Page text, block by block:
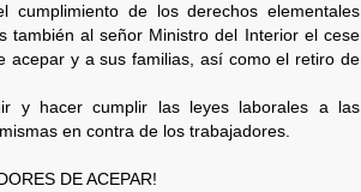
de los derechos elementales
también al señor Ministro del Interior el cese
acepar y a sus familias, así como el retiro de
y hacer cumplir las leyes laborales a las
en contra de los trabajadores.
DE ACEPAR!